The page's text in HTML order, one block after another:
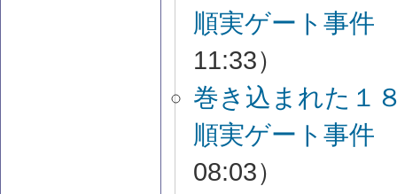
順実ゲート事件
11:33）
巻き込まれた１
順実ゲート事件
08:03）